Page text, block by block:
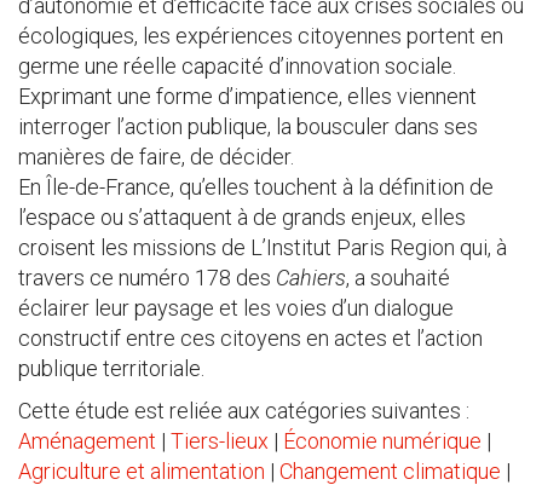
d’autonomie et d’efficacité face aux crises sociales ou
écologiques, les expériences citoyennes portent en
germe une réelle capacité d’innovation sociale.
Exprimant une forme d’impatience, elles viennent
interroger l’action publique, la bousculer dans ses
manières de faire, de décider.
En Île-de-France, qu’elles touchent à la définition de
l’espace ou s’attaquent à de grands enjeux, elles
croisent les missions de L’Institut Paris Region qui, à
travers ce numéro 178 des Cahiers, a souhaité
éclairer leur paysage et les voies d’un dialogue
constructif entre ces citoyens en actes et l’action
publique territoriale.
Cette étude est reliée aux catégories suivantes :
Aménagement | Tiers-lieux | Économie numérique |
Agriculture et alimentation | Changement climatique |